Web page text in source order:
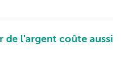
l'argent coûte aussi